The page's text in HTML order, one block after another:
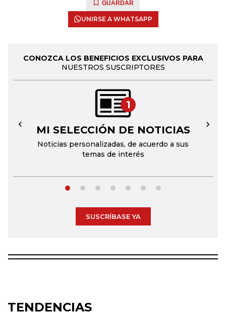
GUARDAR
UNIRSE A WHATSAPP
CONOZCA LOS BENEFICIOS EXCLUSIVOS PARA
NUESTROS SUSCRIPTORES
1
MI SELECCIÓN DE NOTICIAS
Noticias personalizadas, de acuerdo a sus
temas de interés
← →
SUSCRÍBASE YA
TENDENCIAS